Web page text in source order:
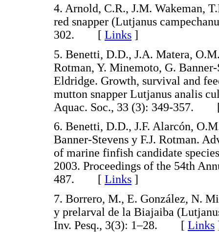
4. Arnold, C.R., J.M. Wakeman,
red snapper (Lutjanus
302. [ Links ]
5. Benetti, D.D., J.A. Matera,
Rotman, Y. Minemoto, G.
Eldridge. Growth, survival and
mutton snapper Lutjanus analis
Aquac. Soc., 33 (3): 349-
6. Benetti, D.D., J.F. Alarcón,
Banner-Stevens y F.J. Rotman.
of marine finfish candidate
2003. Proceedings of the 54th
487. [ Links ]
7. Borrero, M., E. González, N.
y prelarval de la Biajaiba
Inv. Pesq., 3(3): 1–28. [ Links